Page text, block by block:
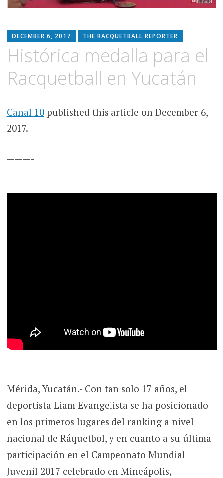
DECEMBER 6, 2017 THE RACQUETBALL REPORTER
Histórica medalla para el
Racquetball en Yucatán
Canal 10published this article on December 6,
2017.
———-
Mérida, Yucatán.- Con tan solo 17 años, el
deportista Liam Evangelista se ha posicionado
en los primeros lugares del ranking a nivel
nacional de Ráquetbol, y en cuanto a su última
participación en el Campeonato Mundial
Juvenil 2017 celebrado en Mineápolis,